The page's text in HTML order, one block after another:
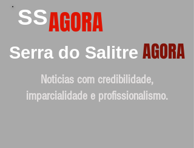
SSAGORA
Serra do Salitre AGORA
Noticias com credibilidade,
imparcialidade e profissionalismo.